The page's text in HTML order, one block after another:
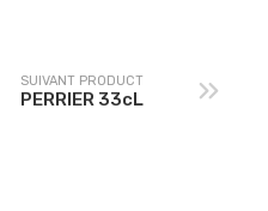
SUIVANT PRODUCT
PERRIER 33cL